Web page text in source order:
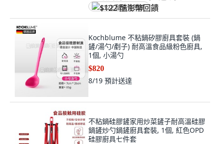
$122 酷澎幣回饋
Kochblume 不粘鍋矽膠廚具套裝 (鍋
鏟/湯勺/剷子) 耐高溫食品級粉色廚具,
1個, 小湯勺
$820
8/19 預計送達
不粘鍋硅膠鏟家用炒菜鏟子耐高溫硅膠
鍋鏟炒勺鍋鏟廚具套裝, 1個, 紅色OPD
硅膠廚具七件套